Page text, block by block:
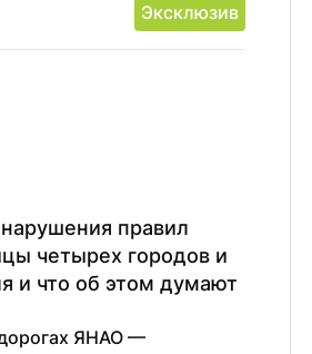
Эксклюзив
правил
четырех городов и
и что об этом думают
ЯНАО —